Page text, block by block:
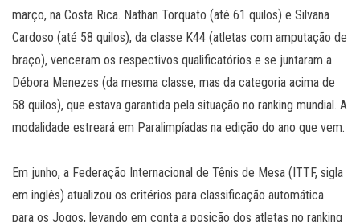
março, na Costa Rica. Nathan Torquato (até 61 quilos) e Silvana
Cardoso (até 58 quilos), da classe K44 (atletas com amputação de
braço), venceram os respectivos qualificatórios e se juntaram a
Débora Menezes (da mesma classe, mas da categoria acima de
58 quilos), que estava garantida pela situação no ranking mundial. A
modalidade estreará em Paralimpíadas na edição do ano que vem.
Em junho, a Federação Internacional de Tênis de Mesa (ITTF, sigla
em inglês) atualizou os critérios para classificação automática
para os Jogos, levando em conta a posição dos atletas no ranking